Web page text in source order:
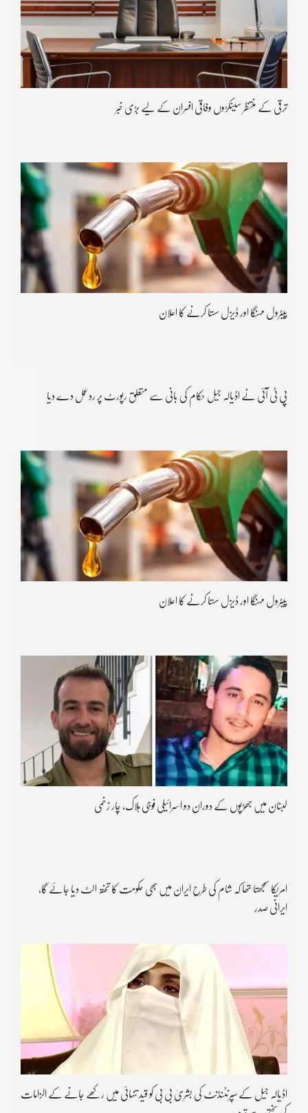
ترقی کے منتظر سینکڑوں وفاقی افسران کے لیے بڑی خبر
پیٹرول مہنگا اور ڈیزل سستا کرنے کا اعلان
پی ٹی آئی نے اڈیالہ جیل حکام کی بانی سے متعلق رپورٹ پر ردعمل دے دیا
پیٹرول مہنگا اور ڈیزل سستا کرنے کا اعلان
لبنان میں جھڑپوں کے دوران دو اسرائیلی فوجی ہلاک، چار زخمی
امریکا سمجھتا تھا کہ شام کی طرح ایران میں بھی حکومت کا تختہ الٹ دیا جائے گا،
ایرانی صدر
اڈیالہ جیل کے سپرنٹنڈنٹ کی بشریٰ بی بی کو قید تنہائی میں رکھے جانے کے الزامات